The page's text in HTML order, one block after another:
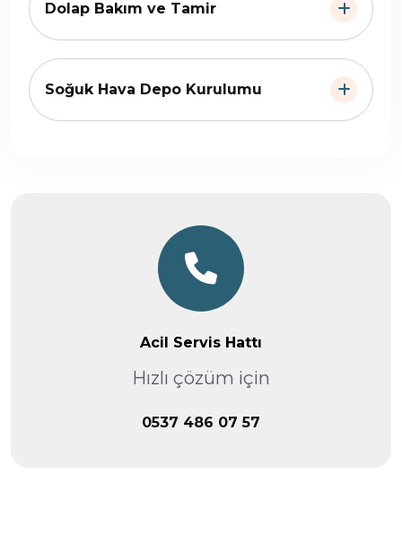
Dolap Bakım ve Tamir
Soğuk Hava Depo Kurulumu
Acil Servis Hattı
Hızlı çözüm için
0537 486 07 57